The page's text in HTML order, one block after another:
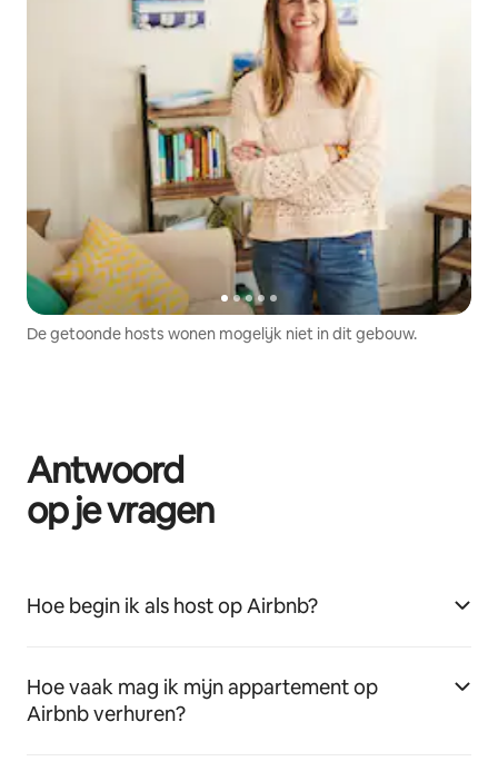
De getoonde hosts wonen mogelijk niet in dit gebouw.
Antwoord
op je vragen
Hoe begin ik als host op Airbnb?
Hoe vaak mag ik mijn appartement op
Airbnb verhuren?